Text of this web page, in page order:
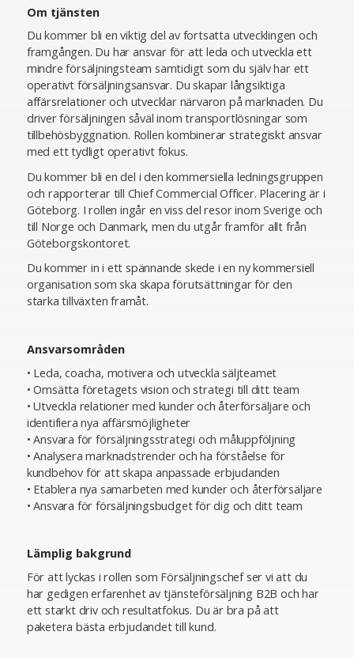
Om tjänsten
Du kommer bli en viktig del av fortsatta utvecklingen och
framgången. Du har ansvar för att leda och utveckla ett
mindre försäljningsteam samtidigt som du själv har ett
operativt försäljningsansvar. Du skapar långsiktiga
affärsrelationer och utvecklar närvaron på marknaden. Du
driver försäljningen såväl inom transportlösningar som
tillbehösbyggnation. Rollen kombinerar strategiskt ansvar
med ett tydligt operativt fokus.
Du kommer bli en del i den kommersiella ledningsgruppen
och rapporterar till Chief Commercial Officer. Placering är i
Göteborg. I rollen ingår en viss del resor inom Sverige och
till Norge och Danmark, men du utgår framför allt från
Göteborgskontoret.
Du kommer in i ett spännande skede i en ny kommersiell
organisation som ska skapa förutsättningar för den
starka tillväxten framåt.
Ansvarsområden
• Leda, coacha, motivera och utveckla säljteamet
• Omsätta företagets vision och strategi till ditt team
• Utveckla relationer med kunder och återförsäljare och
identifiera nya affärsmöjligheter
• Ansvara för försäljningsstrategi och måluppföljning
• Analysera marknadstrender och ha förståelse för
kundbehov för att skapa anpassade erbjudanden
• Etablera nya samarbeten med kunder och återförsäljare
• Ansvara för försäljningsbudget för dig och ditt team
Lämplig bakgrund
För att lyckas i rollen som Försäljningschef ser vi att du
har gedigen erfarenhet av tjänsteförsäljning B2B och har
ett starkt driv och resultatfokus. Du är bra på att
paketera bästa erbjudandet till kund.